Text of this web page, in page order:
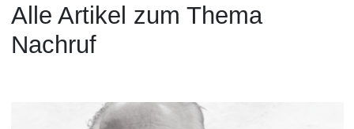
Alle Artikel zum Thema
Nachruf